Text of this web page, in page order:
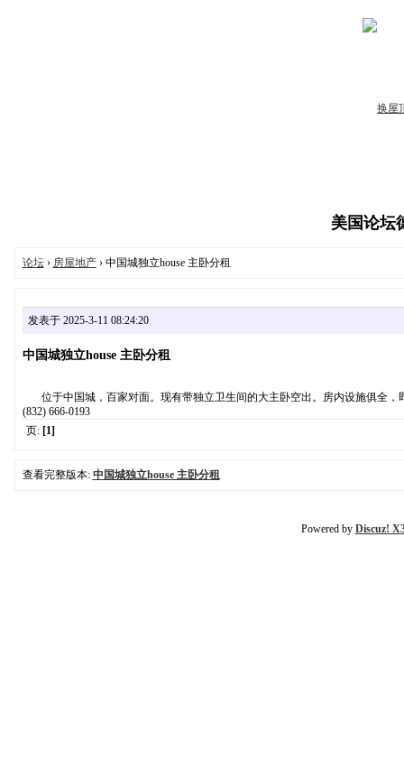
美国论坛
论坛› 房屋地产› 中国城独立house 主卧分租
发表于 2025-3-11 08:24:20
中国城独立house 主卧分租
位于中国城，百家对面。现有带独立卫生间的大主卧空出。房内设施俱全，
(832) 666-0193
页: [1]
查看完整版本: 中国城独立house 主卧分租
Powered by Discuz!